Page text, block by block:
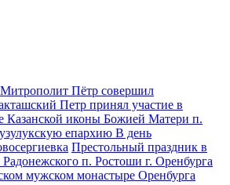
Митрополит Пётр совершил
Петр принял участие в
Казанской иконы Божией Матери п.
епархию В день
Престольный праздник в
п. Ростоши г. Оренбурга
мужском монастыре Оренбурга